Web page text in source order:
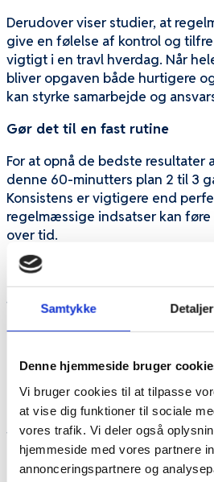
Samtykke Detaljer
Denne hjemmeside bruger
Vi bruger cookies til at tilpasse
at vise dig funktioner til sociale
vores trafik. Vi deler også
hjemmeside med vores partnere
annonceringspartnere og
Derudover viser studier, at
give en følelse af kontrol og
vigtigt i en travl hverdag. Når
bliver opgaven både hurtigere
kan styrke samarbejde og
Gør det til en fast rutine
For at opnå de bedste resultater
denne 60-minutters plan 2 til 3
Konsistens er vigtigere end
regelmæssige indsatser kan
over tid.
Du kan gøre det lettere ved at
opgaverne mellem
fremskridt frem for et perfekt
Forårsrengøring behøver ikke
weekender. Med en struktureret
baseret 60-minutters plan kan
renere, sundere og mere